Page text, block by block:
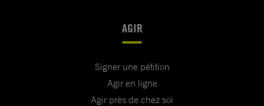
AGIR
Signer une pétition
Agir en ligne
Agir près de chez soi